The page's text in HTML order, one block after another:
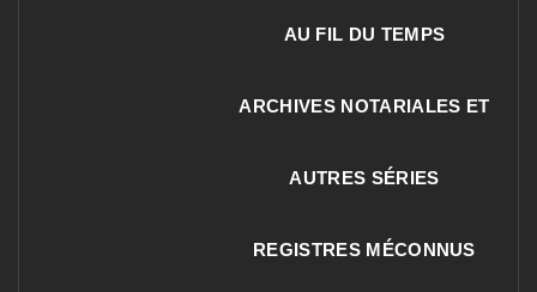
AU FIL DU TEMPS
ARCHIVES NOTARIALES ET
AUTRES SÉRIES
REGISTRES MÉCONNUS